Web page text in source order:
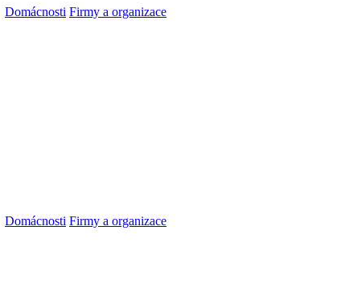
Domácnosti Firmy a organizace
Domácnosti Firmy a organizace